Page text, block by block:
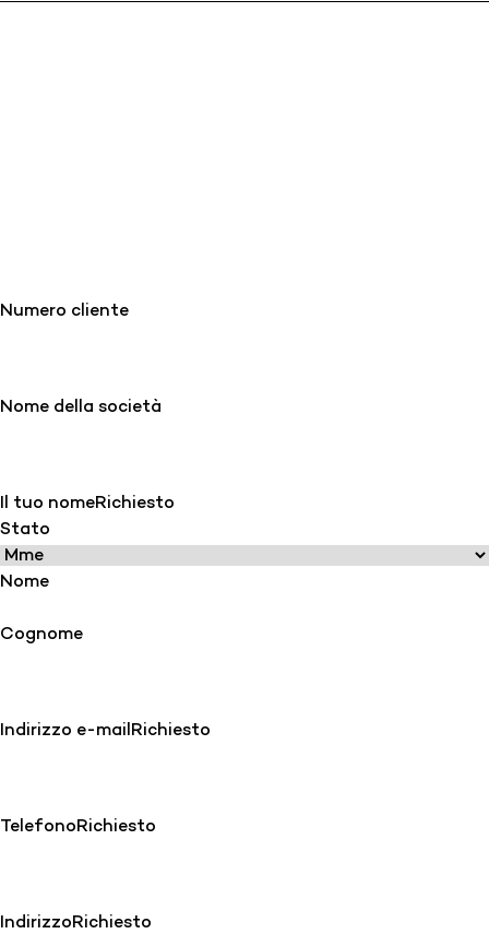
Numero cliente
Nome della società
Il tuo nomeRichiesto
Stato
Nome
Cognome
Indirizzo e-mailRichiesto
TelefonoRichiesto
IndirizzoRichiesto